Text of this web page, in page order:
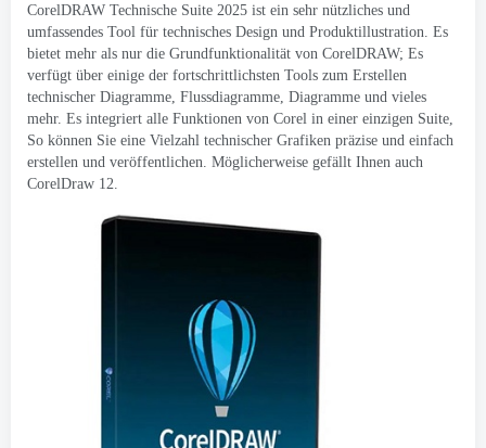
CorelDRAW Technische Suite 2025 ist ein sehr nützliches und
umfassendes Tool für technisches Design und Produktillustration. Es
bietet mehr als nur die Grundfunktionalität von CorelDRAW; Es
verfügt über einige der fortschrittlichsten Tools zum Erstellen
technischer Diagramme, Flussdiagramme, Diagramme und vieles
mehr. Es integriert alle Funktionen von Corel in einer einzigen Suite,
So können Sie eine Vielzahl technischer Grafiken präzise und einfach
erstellen und veröffentlichen. Möglicherweise gefällt Ihnen auch
CorelDraw 12.